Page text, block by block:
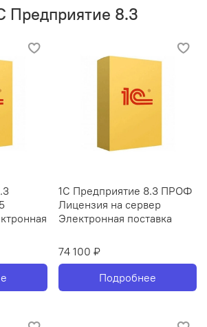
Предприятие 8.3
1С Предприятие 8.3 ПРОФ
Лицензия на сервер
Электронная поставка
74 100 ₽
Подробнее